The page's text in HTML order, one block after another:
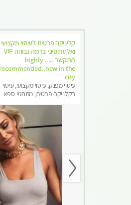
קליניקה פרטית לעיסוי מקצועי
ואלטרנטיבי ברמה גבוהה VIP
תתקשר ..... highly
recommended..new in the
city
עיסוי מפנק, עיסוי מקצועי, עיסוי
בקלניקה פרטית, מתחמי ספא
הבית, עיסוי טנטרה, עיסוי מגבר
לגבר, עיסוי מגבר לאישה